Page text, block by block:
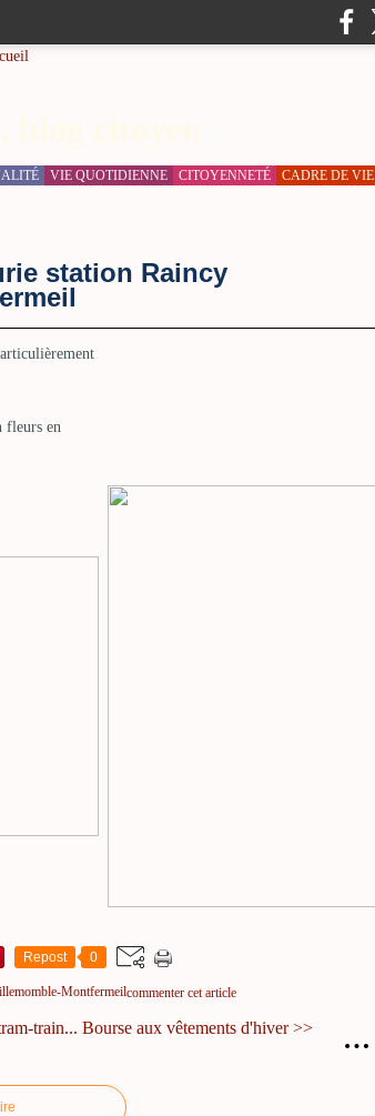
VIE QUOTIDIENNE CITOYENNETÉ CADRE DE VIE
station Raincy
fleurs en
Repost 0
Montfermeilcommenter cet article
…
train... Bourse aux vêtements d'hiver >>